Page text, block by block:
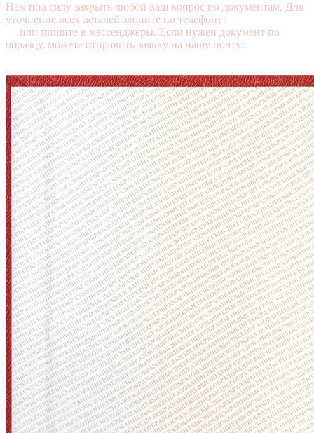
Нам под силу закрыть любой ваш вопрос по документам. Для
уточнение всех деталей звоните по телефону:
или пишите в мессенджеры. Если нужен документ по
образцу, можете отправить заявку на нашу почту: